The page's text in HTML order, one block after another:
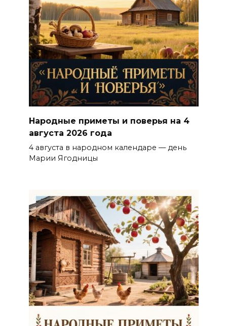
Народные приметы и поверья на 4
августа 2026 года
4 августа в народном календаре — день
Марии Ягодницы